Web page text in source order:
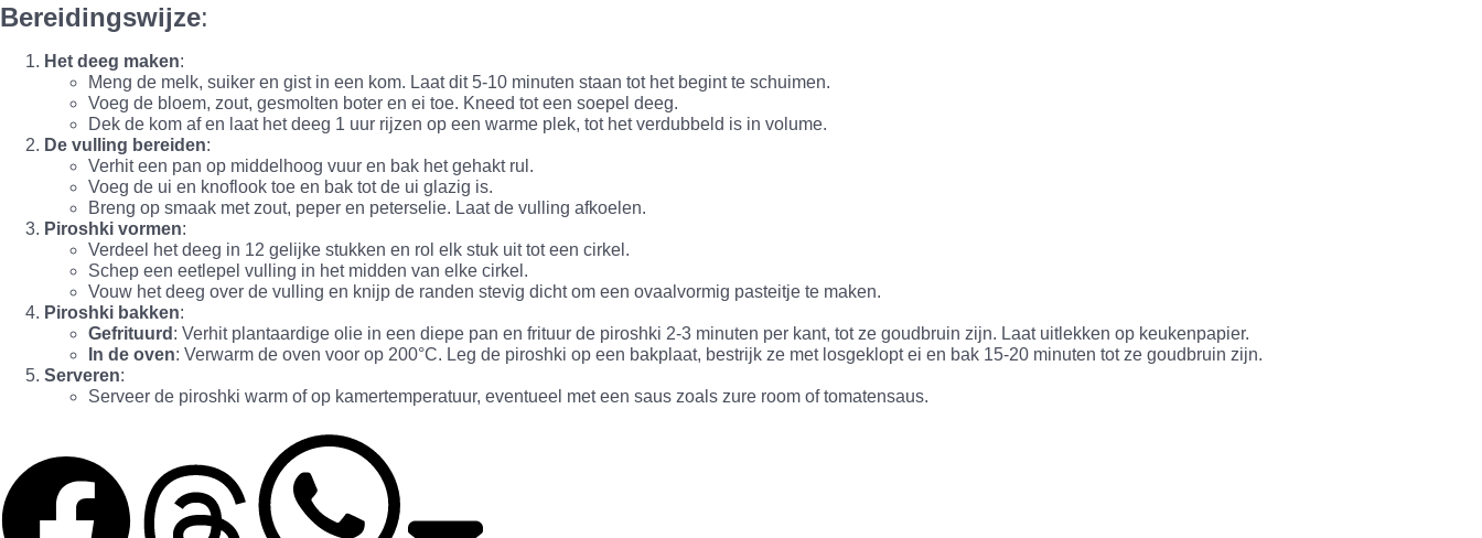
Bereidingswijze:
Het deeg maken:
Meng de melk, suiker en gist in een kom. Laat dit 5-10 minuten staan tot het begint te schuimen.
Voeg de bloem, zout, gesmolten boter en ei toe. Kneed tot een soepel deeg.
Dek de kom af en laat het deeg 1 uur rijzen op een warme plek, tot het verdubbeld is in volume.
De vulling bereiden:
Verhit een pan op middelhoog vuur en bak het gehakt rul.
Voeg de ui en knoflook toe en bak tot de ui glazig is.
Breng op smaak met zout, peper en peterselie. Laat de vulling afkoelen.
Piroshki vormen:
Verdeel het deeg in 12 gelijke stukken en rol elk stuk uit tot een cirkel.
Schep een eetlepel vulling in het midden van elke cirkel.
Vouw het deeg over de vulling en knijp de randen stevig dicht om een ovaalvormig pasteitje te maken.
Piroshki bakken:
Gefrituurd : Verhit plantaardige olie in een diepe pan en frituur de piroshki 2-3 minuten per kant, tot ze goudbruin zijn. Laat uitlekken op keukenpapier.
In de oven: Verwarm de oven voor op 200°C. Leg de piroshki op een bakplaat, bestrijk ze met losgeklopt ei en bak 15-20 minuten tot ze goudbruin zijn.
Serveren:
Serveer de piroshki warm of op kamertemperatuur, eventueel met een saus zoals zure room of tomatensaus.